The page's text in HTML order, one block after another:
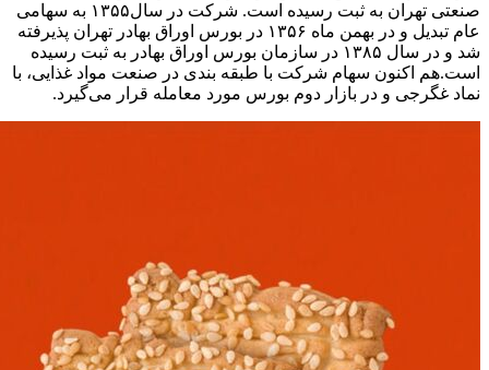
صنعتی تهران به ثبت رسیده است. شرکت در سال۱۳۵۵ به سهامی
عام تبدیل و در بهمن ماه ۱۳۵۶ در بورس اوراق بهادر تهران پذیرفته
شد و در سال ۱۳۸۵ در سازمان بورس اوراق بهادر به ثبت رسیده
است.هم اکنون سهام شرکت با طبقه بندی در صنعت مواد غذایی، با
نماد غگرجی و در بازار دوم بورس مورد معامله قرار می‌گیرد.